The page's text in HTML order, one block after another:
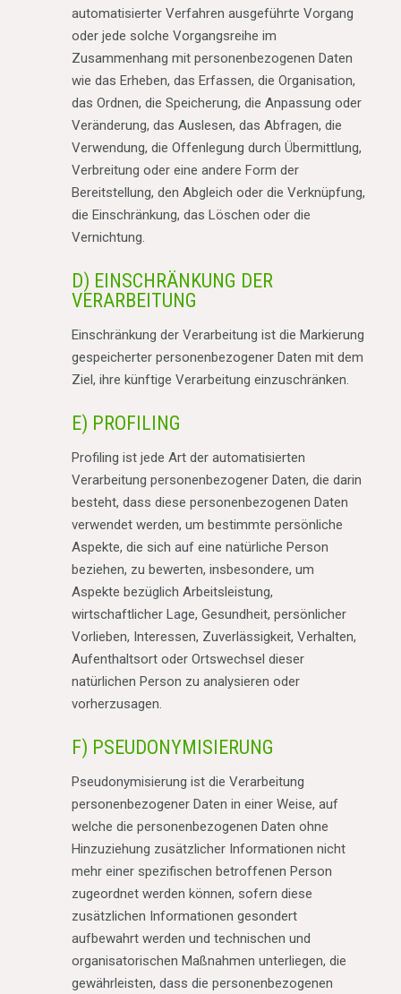
automatisierter Verfahren ausgeführte Vorgang
oder jede solche Vorgangsreihe im
Zusammenhang mit personenbezogenen Daten
wie das Erheben, das Erfassen, die Organisation,
das Ordnen, die Speicherung, die Anpassung oder
Veränderung, das Auslesen, das Abfragen, die
Verwendung, die Offenlegung durch Übermittlung,
Verbreitung oder eine andere Form der
Bereitstellung, den Abgleich oder die Verknüpfung,
die Einschränkung, das Löschen oder die
Vernichtung.
D) EINSCHRÄNKUNG DER
VERARBEITUNG
Einschränkung der Verarbeitung ist die Markierung
gespeicherter personenbezogener Daten mit dem
Ziel, ihre künftige Verarbeitung einzuschränken.
E) PROFILING
Profiling ist jede Art der automatisierten
Verarbeitung personenbezogener Daten, die darin
besteht, dass diese personenbezogenen Daten
verwendet werden, um bestimmte persönliche
Aspekte, die sich auf eine natürliche Person
beziehen, zu bewerten, insbesondere, um
Aspekte bezüglich Arbeitsleistung,
wirtschaftlicher Lage, Gesundheit, persönlicher
Vorlieben, Interessen, Zuverlässigkeit, Verhalten,
Aufenthaltsort oder Ortswechsel dieser
natürlichen Person zu analysieren oder
vorherzusagen.
F) PSEUDONYMISIERUNG
Pseudonymisierung ist die Verarbeitung
personenbezogener Daten in einer Weise, auf
welche die personenbezogenen Daten ohne
Hinzuziehung zusätzlicher Informationen nicht
mehr einer spezifischen betroffenen Person
zugeordnet werden können, sofern diese
zusätzlichen Informationen gesondert
aufbewahrt werden und technischen und
organisatorischen Maßnahmen unterliegen, die
gewährleisten, dass die personenbezogenen